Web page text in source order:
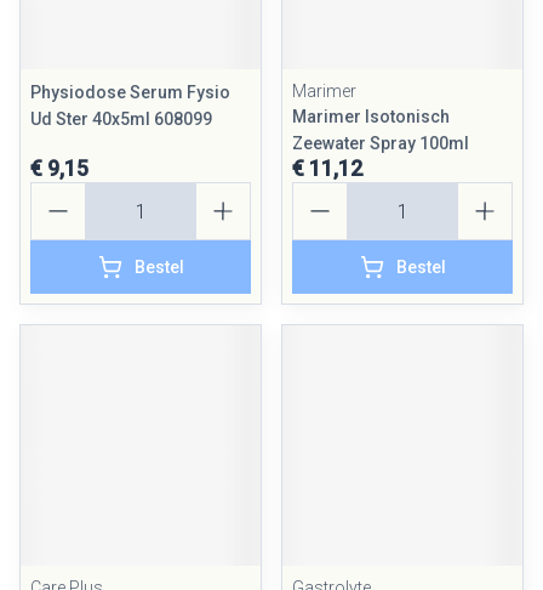
Physiodose Serum Fysio
Ud Ster 40x5ml 608099
€ 9,15
Bestel
Marimer
Marimer Isotonisch
Zeewater Spray 100ml
€ 11,12
Bestel